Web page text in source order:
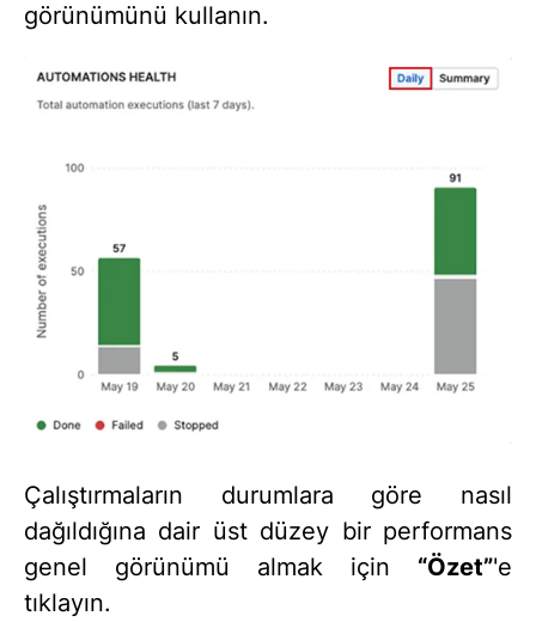
görünümünü kullanın.
Çalıştırmaların durumlara göre nasıl
dağıldığına dair üst düzey bir performans
genel görünümü almak için “Özet”'e
tıklayın.